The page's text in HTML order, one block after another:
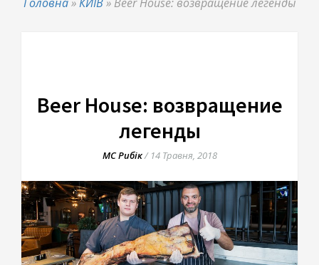
Beer House: возвращение
легенды
МС Рибік/ 14 Травня, 2018